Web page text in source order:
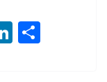
Li
n